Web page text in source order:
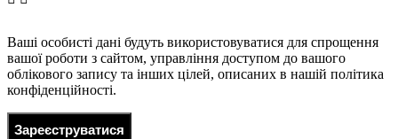
Ваші особисті дані будуть використовуватися для спрощення
вашої роботи з сайтом, управління доступом до вашого
облікового запису та інших цілей, описаних в нашій політика
конфіденційності.
Зареєструватися